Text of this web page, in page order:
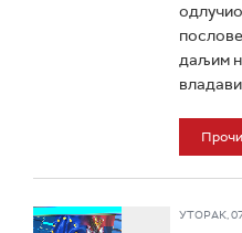
даљим
УТОРАК,